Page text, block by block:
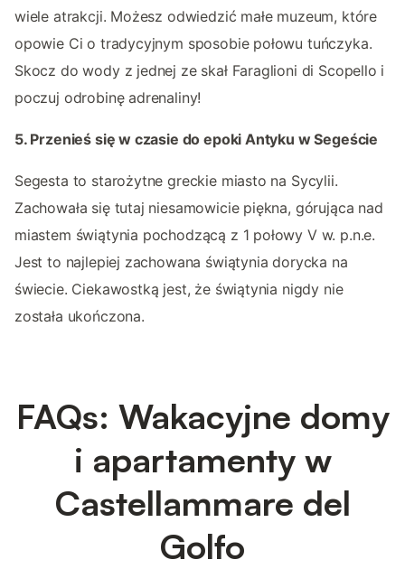
wiele atrakcji. Możesz odwiedzić małe muzeum, które
opowie Ci o tradycyjnym sposobie połowu tuńczyka.
Skocz do wody z jednej ze skał Faraglioni di Scopello i
poczuj odrobinę adrenaliny!
5. Przenieś się w czasie do epoki Antyku w Segeście
Segesta to starożytne greckie miasto na Sycylii.
Zachowała się tutaj niesamowicie piękna, górująca nad
miastem świątynia pochodzącą z 1 połowy V w. p.n.e.
Jest to najlepiej zachowana świątynia dorycka na
świecie. Ciekawostką jest, że świątynia nigdy nie
została ukończona.
FAQs: Wakacyjne domy
i apartamenty w
Castellammare del
Golfo